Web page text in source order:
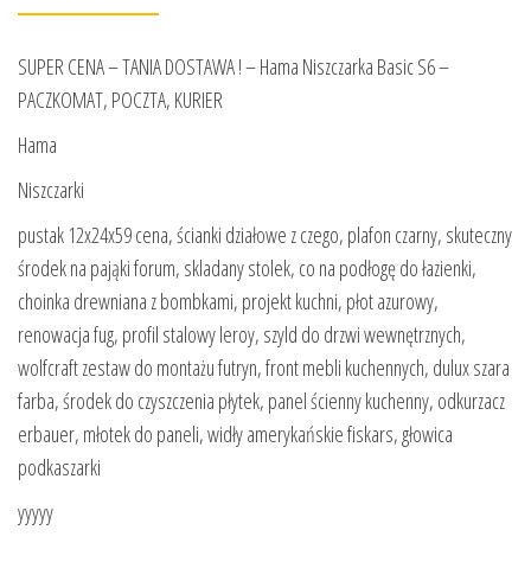
SUPER CENA – TANIA DOSTAWA ! – Hama Niszczarka Basic S6 –
PACZKOMAT, POCZTA, KURIER
Hama
Niszczarki
pustak 12x24x59 cena, ścianki działowe z czego, plafon czarny, skuteczny
środek na pająki forum, skladany stolek, co na podłogę do łazienki,
choinka drewniana z bombkami, projekt kuchni, płot azurowy,
renowacja fug, profil stalowy leroy, szyld do drzwi wewnętrznych,
wolfcraft zestaw do montażu futryn, front mebli kuchennych, dulux szara
farba, środek do czyszczenia płytek, panel ścienny kuchenny, odkurzacz
erbauer, młotek do paneli, widły amerykańskie fiskars, głowica
podkaszarki
yyyyy